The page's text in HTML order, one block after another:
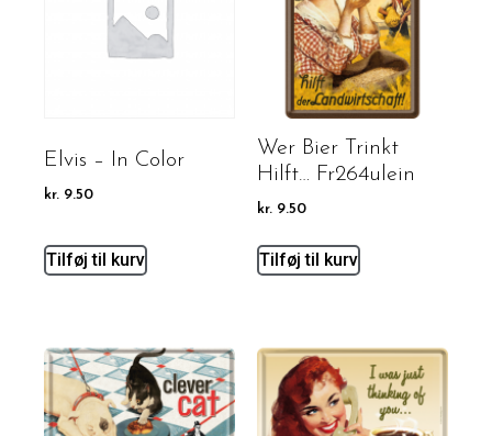
Elvis – In Color
kr. 9.50
Tilføj til kurv
Wer Bier Trinkt
Hilft… Fr264ulein
kr. 9.50
Tilføj til kurv